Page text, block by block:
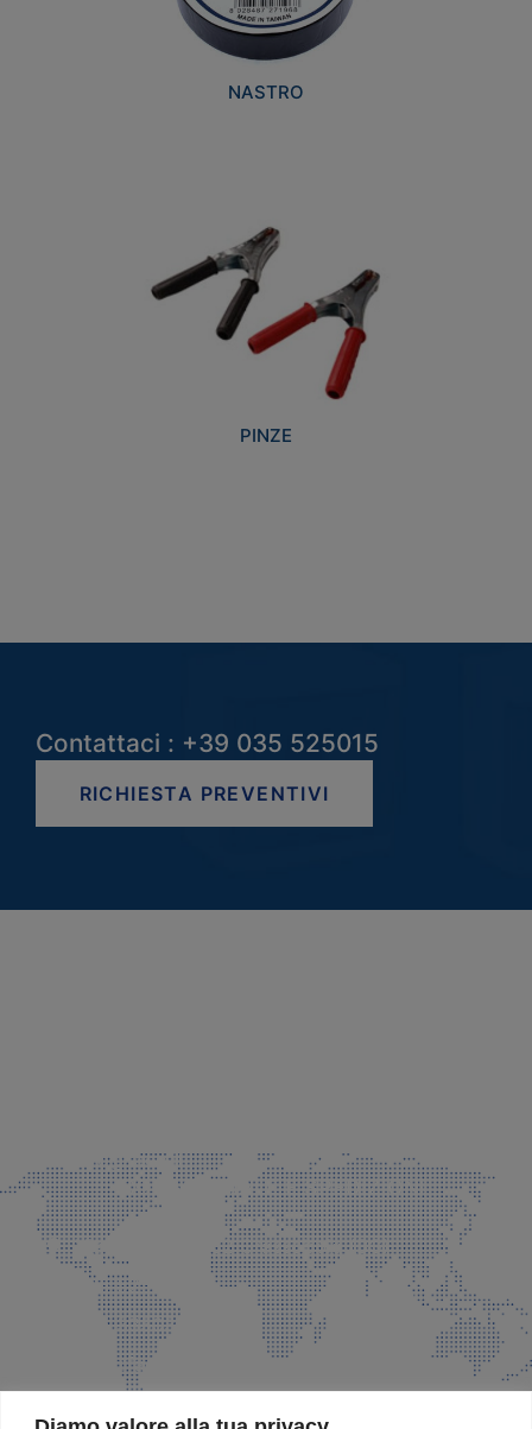
NASTRO
PINZE
Contattaci : +39 035 525015
RICHIESTA PREVENTIVI
info@faeg.it
COMMERCIALE E SPEDIZIONI
Via Padre Elzi, 32 Grassobbio (BG)
035 525015
035 335037
info@faeg.it
SITE MAP